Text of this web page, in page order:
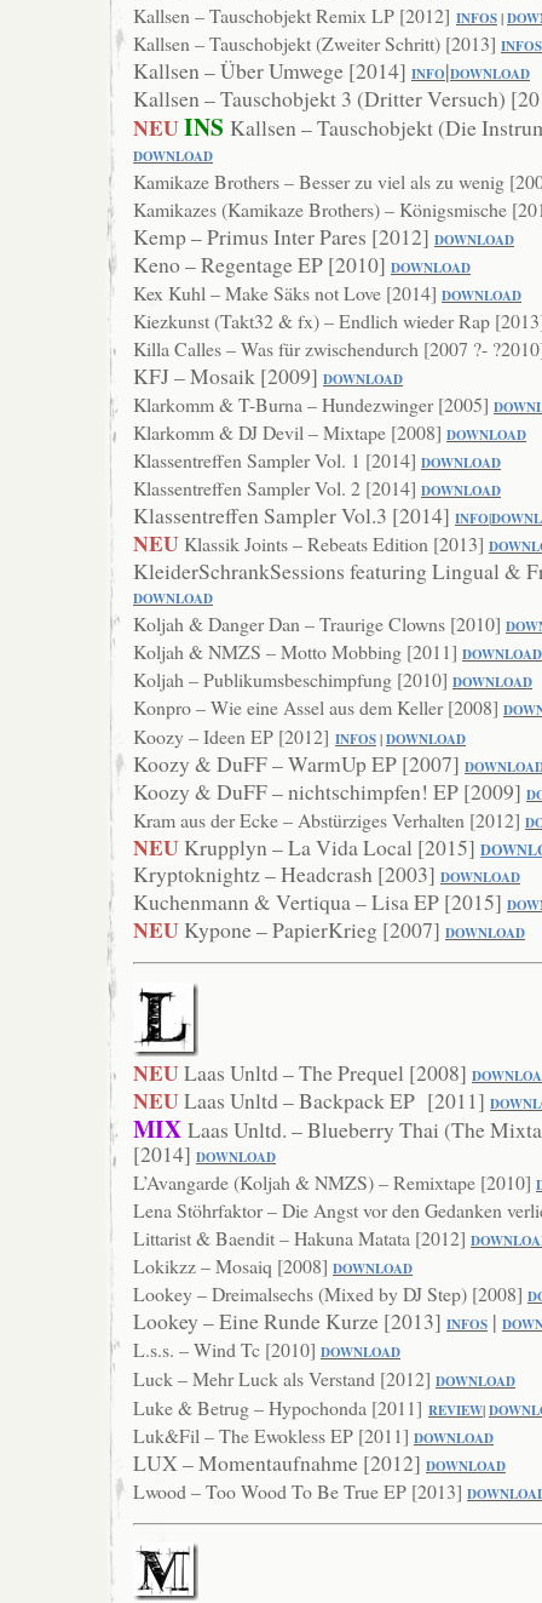
Kallsen – Tauschobjekt Remix LP [2012] INFOS|
Kallsen – Tauschobjekt (Zweiter Schritt) [2013] INFOS
Kallsen – Über Umwege [2014] INFO|DOWNLOAD
Kallsen – Tauschobjekt 3 (Dritter Versuch)
NEUINS Kallsen – Tauschobjekt (Die
DOWNLOAD
Kamikaze Brothers – Besser zu viel als zu wenig
Kamikazes (Kamikaze Brothers) – Königsmische
Kemp – Primus Inter Pares [2012] DOWNLOAD
Keno – Regentage EP [2010] DOWNLOAD
Kex Kuhl – Make Säks not Love [2014] DOWNLOAD
Kiezkunst (Takt32 & fx) – Endlich wieder Rap
Killa Calles – Was für zwischendurch [2007 ?-
KFJ – Mosaik [2009] DOWNLOAD
Klarkomm & T-Burna – Hundezwinger [2005] DOWN
Klarkomm & DJ Devil – Mixtape [2008] DOWNLOAD
Klassentreffen Sampler Vol. 1 [2014] DOWNLOAD
Klassentreffen Sampler Vol. 2 [2014] DOWNLOAD
Klassentreffen Sampler Vol.3 [2014] INFO|
NEUKlassik Joints – Rebeats Edition [2013]
KleiderSchrankSessions featuring Lingual &
DOWNLOAD
Koljah & Danger Dan – Traurige Clowns [2010]
Koljah & NMZS – Motto Mobbing [2011] DOWNLOAD
Koljah – Publikumsbeschimpfung [2010] DOWNLOAD
Konpro – Wie eine Assel aus dem Keller [2008]
Koozy – Ideen EP [2012] INFOS|DOWNLOAD
Koozy & DuFF – WarmUp EP [2007] DO
Koozy & DuFF – nichtschimpfen! EP [2009]
Kram aus der Ecke – Abstürziges Verhalten [2012]
NEU Krupplyn – La Vida Local [2015]
Kryptoknightz – Headcrash [2003] DOWNLOAD
Kuchenmann & Vertiqua – Lisa EP [2015]
NEU Kypone – PapierKrieg [2007] DOWNLOAD
NEULaas Unltd – The Prequel [2008]
NEULaas Unltd – Backpack EP [2011]
MIX Laas Unltd. – Blueberry Thai (The
[2014] DOWNLOAD
L’Avangarde (Koljah & NMZS) – Remixtape [2010]
Lena Stöhrfaktor – Die Angst vor den Gedanken
Littarist & Baendit – Hakuna Matata [2012] DOW
Lokikzz – Mosaiq [2008] DOWNLOAD
Lookey – Dreimalsechs (Mixed by DJ Step) [2008]
Lookey – Eine Runde Kurze [2013] INFOS |
L.s.s. – Wind Tc [2010] DOWNLOAD
Luck – Mehr Luck als Verstand [2012] DOWNLOAD
Luke & Betrug – Hypochonda [2011] REVIEW|
Luk&Fil – The Ewokless EP [2011] DOWNLOAD
LUX – Momentaufnahme [2012] DOWNLOAD
Lwood – Too Wood To Be True EP [2013]